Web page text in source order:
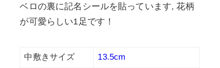
ベロの裏に記名シールを貼っています, 花柄
が可愛らしい1足です！
中敷きサイズ 13.5cm